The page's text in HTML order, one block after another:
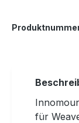
für